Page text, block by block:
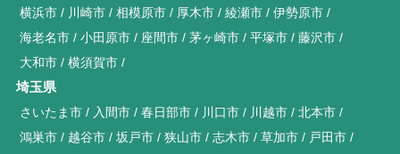
横浜市 川崎市 相模原市 厚木市 綾瀬市
伊勢原市
海老名市
小田原市 座間市 茅ヶ崎市 平塚市
藤沢市
大和市
横須賀市
埼玉県
さいたま市 入間市 春日部市 川口市 川越市
北本市
鴻巣市
越谷市 坂戸市 狭山市 志木市 草加市
戸田市